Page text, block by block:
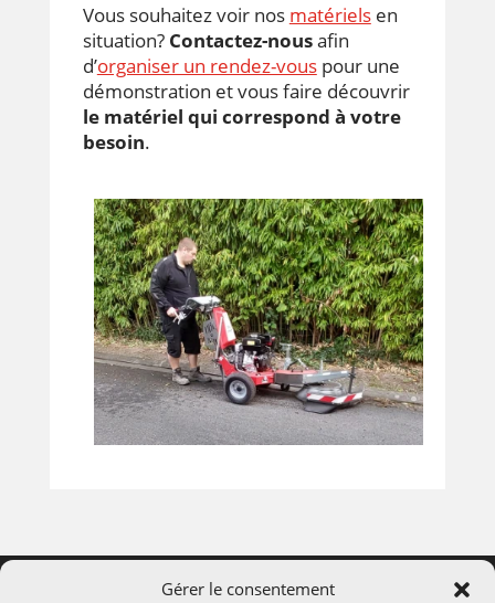
Gérer le consentement
Vous souhaitez voir nos matérielsen
situation? Contactez-nousafin
d’organiser un rendez-vouspour une
démonstration et vous faire découvrir
le matériel qui correspond à votre
besoin.